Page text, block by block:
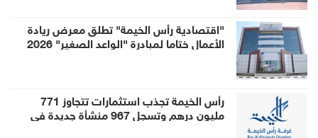
"اقتصادية رأس الخيمة" تطلق معرض ريادة
الأعمال ختاما لمبادرة "الواعد الصغير" 2026
رأس الخيمة تجذب استثمارات تتجاوز 771
مليون درهم وتسجل 967 منشأة جديدة في
النصف الأول